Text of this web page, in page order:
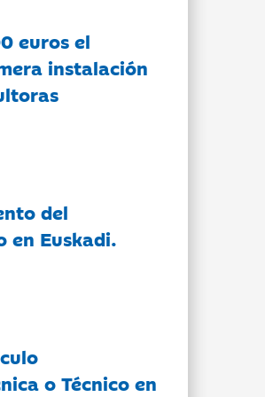
euros el
instalación
del
en Euskadi.
o Técnico en